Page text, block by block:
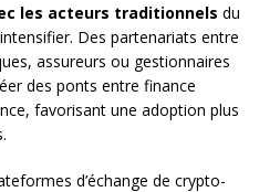
les acteurs traditionnels du
Des partenariats entre
assureurs ou gestionnaires
des ponts entre finance
favorisant une adoption plus
d’échange de crypto-